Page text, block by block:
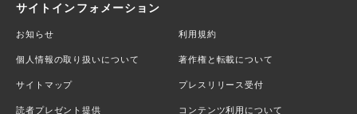
サイトインフォメーション
お知らせ 利用規約
個人情報の取り扱いについて 著作権と転載について
サイトマップ プレスリリース受付
読者プレゼント提供 コンテンツ利用について